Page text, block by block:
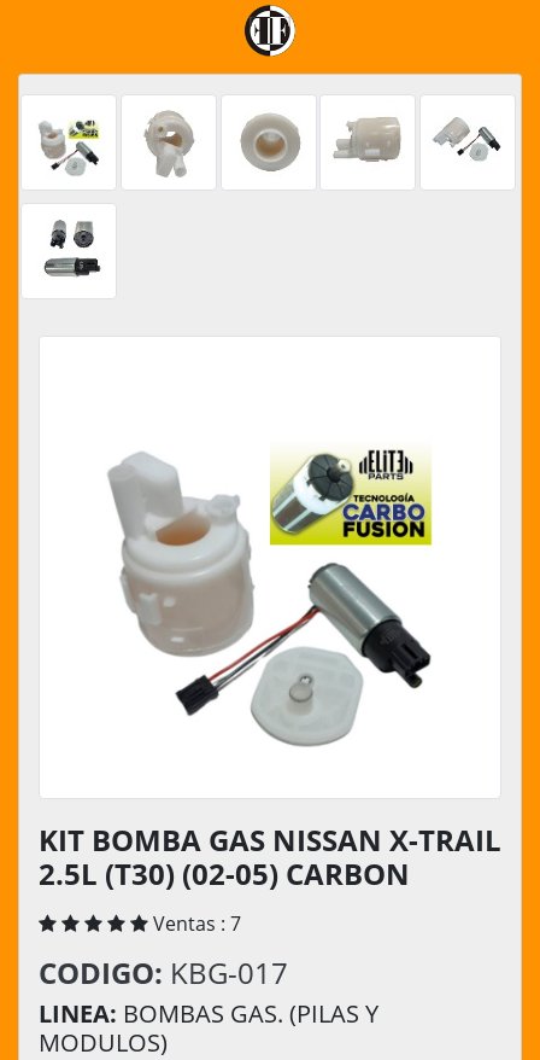
KIT BOMBA GAS NISSAN X-TRAIL
2.5L (T30) (02-05) CARBON
Ventas : 7
CODIGO: KBG-017
LINEA: BOMBAS GAS. (PILAS Y
MODULOS)